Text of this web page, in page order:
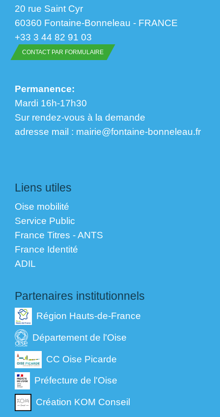
20 rue Saint Cyr
60360 Fontaine-Bonneleau - FRANCE
+33 3 44 82 91 03
CONTACT PAR FORMULAIRE
Permanence:
Mardi 16h-17h30
Sur rendez-vous à la demande
​​​​​​​adresse mail : mairie@fontaine-bonneleau.fr
Liens utiles
Oise mobilité
Service Public
France Titres - ANTS
France Identité
ADIL
Partenaires institutionnels
Région Hauts-de-France
Département de l'Oise
CC Oise Picarde
Préfecture de l'Oise
Création KOM Conseil